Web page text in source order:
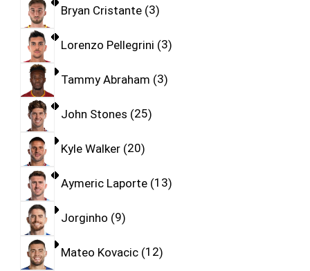
Bryan Cristante 3
Lorenzo Pellegrini 3
Tammy Abraham 3
John Stones 25
Kyle Walker 20
Aymeric Laporte 13
Jorginho 9
Mateo Kovacic 12